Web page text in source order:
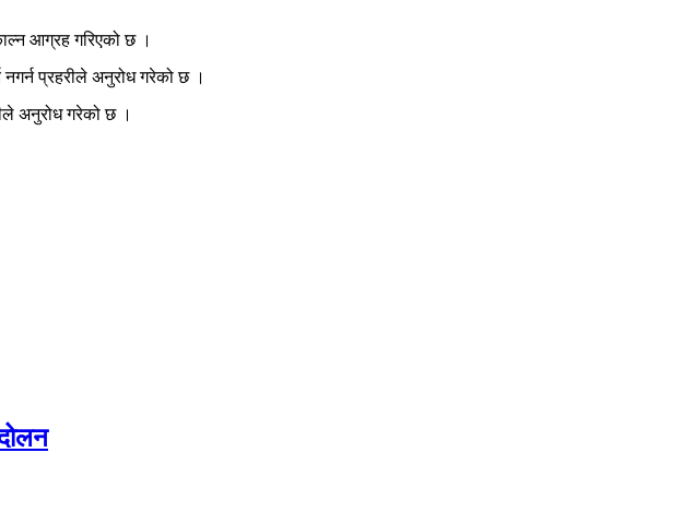
आग्रह गरिएको छ ।
प्रहरीले अनुरोध गरेको छ ।
अनुरोध गरेको छ ।